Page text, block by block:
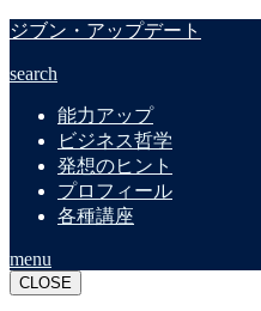
ジブン・アップデート
search
能力アップ
ビジネス哲学
発想のヒント
プロフィール
各種講座
menu
CLOSE